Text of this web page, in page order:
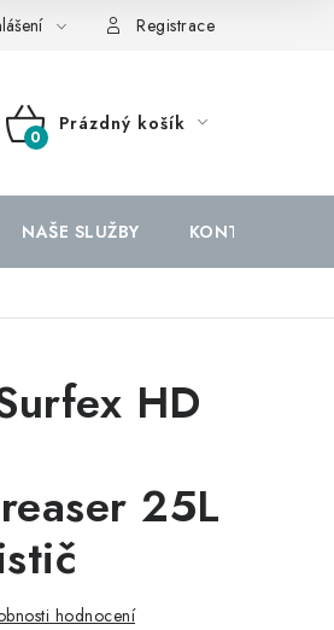
Registrace
NÁKUPNÍ
Prázdný košík
NAŠE SLUŽBY KONTAKTY
HD
25L
hodnocení